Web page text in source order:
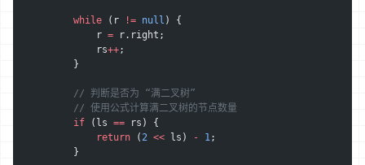
        while
(r != null ) {
            r
= r.right;
            rs
++;
        }
        // 判断是否为 “满二叉树”
        // 使用公式计算满二叉树的节点数量
        if
(ls == rs) {
            return
( 2 << ls) - 1;
        }